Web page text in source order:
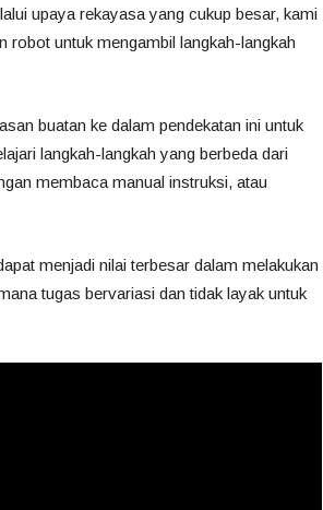
upaya rekayasa yang cukup besar, kami
robot untuk mengambil langkah-langkah
buatan ke dalam pendekatan ini untuk
langkah-langkah yang berbeda dari
membaca manual instruksi, atau
menjadi nilai terbesar dalam melakukan
tugas bervariasi dan tidak layak untuk